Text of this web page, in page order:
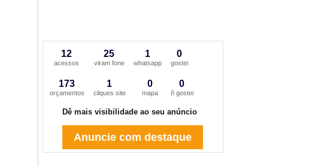
12
acessos
25
viram fone
1
whatsapp
0
gostei
173
orçamentos
1
cliques site
0
mapa
0
ñ gostei
Dê mais visibilidade ao seu anúncio
Anuncie com destaque